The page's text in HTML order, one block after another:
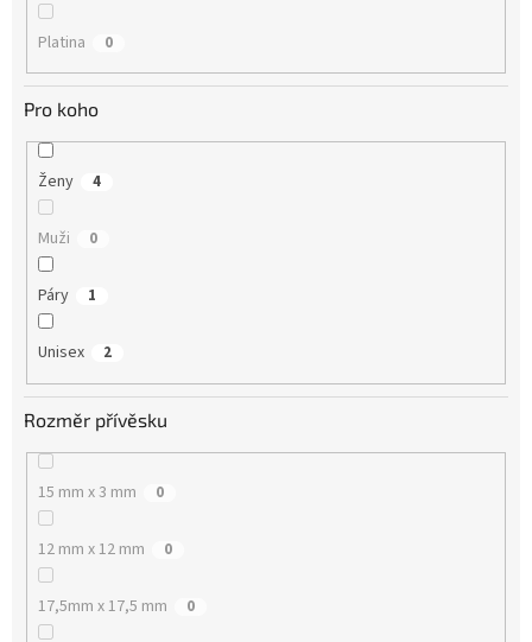
Platina 0
Pro koho
Ženy 4
Muži 0
Páry 1
Unisex 2
Rozměr přívěsku
15 mm x 3 mm 0
12 mm x 12 mm 0
17,5mm x 17,5 mm 0